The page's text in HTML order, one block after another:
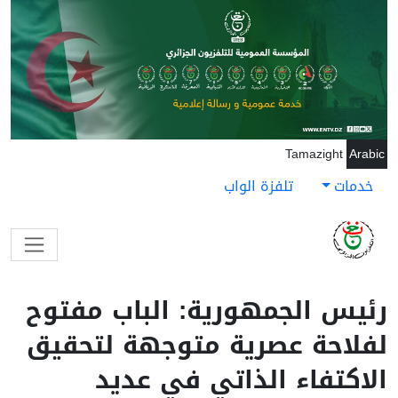
تجاوز إلى المحتوى الرئيسي
Arabic
Tamazight
خدمات تلفزة الواب
رئيس الجمهورية: الباب مفتوح
لفلاحة عصرية متوجهة لتحقيق
الاكتفاء الذاتي في عديد